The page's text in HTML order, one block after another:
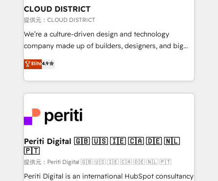
inbound and loop marketing, content, and digital
creativity. Our multicultural team works in Spanish,
Portuguese, and English to design scalable strategies
that drive measurable growth. 🌎 Highlights: • 10+
Platform Migration Excellence. • Top 3 Partner of the
Year LATAM 2022, 2023, 2024, 2025. • Partner of the
business with HubSpot? Let Cebra’s experts help
you grow faster, smarter, and with impact.
CLOUD DISTRICT
提供元：CLOUD DISTRICT
We’re a culture-driven design and technology
company made up of builders, designers, and big
thinkers. We blend strategy, design, and
development—always fueled by curiosity—to turn
ideas, opportunities, and challenges into meaningful
experiences. To us, technology is more than just
and—most importantly—simple. That’s why we lean
into bold ideas and shape them into thoughtful
products and strategies that actually make a
difference.
Elite4.9
Periti Digital 🇬🇧 🇺🇸 🇮🇪 🇨🇦 🇩🇪 🇳🇱
🇵🇹
提供元：Periti Digital 🇬🇧 🇺🇸 🇮🇪 🇨🇦 🇩🇪 🇳🇱 🇵🇹
Periti Digital is an international HubSpot consultancy